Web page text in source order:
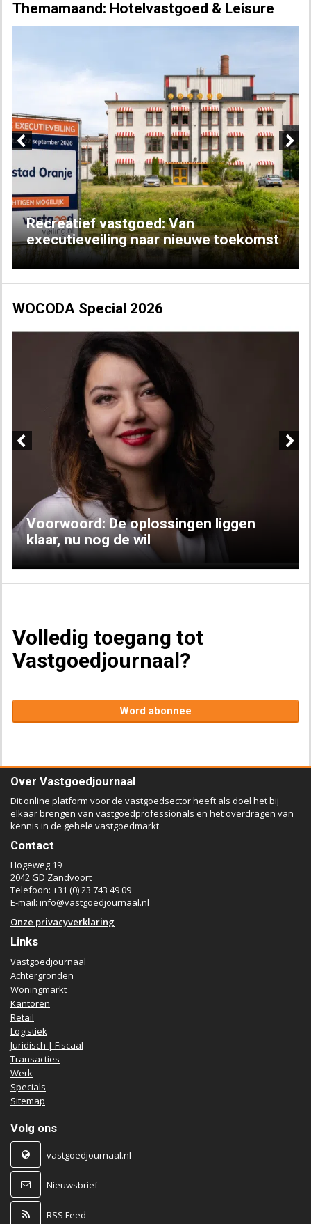
Themamaand: Hotelvastgoed & Leisure
Recreatief vastgoed: Van
executieveiling naar nieuwe toekomst
Next
WOCODA Special 2026
Voorwoord: De oplossingen liggen
klaar, nu nog de wil
Volledig toegang tot
Vastgoedjournaal?
Word abonnee
Over Vastgoedjournaal
Dit online platform voor de vastgoedsector heeft als doel het bij
elkaar brengen van vastgoedprofessionals en het overdragen van
kennis in de gehele vastgoedmarkt.
Contact
Hogeweg 19
2042 GD Zandvoort
Telefoon: +31 (0) 23 743 49 09
E-mail: info@vastgoedjournaal.nl
Onze privacyverklaring
Links
Vastgoedjournaal
Achtergronden
Woningmarkt
Kantoren
Retail
Logistiek
Juridisch | Fiscaal
Transacties
Werk
Specials
Sitemap
Volg ons
vastgoedjournaal.nl
Nieuwsbrief
RSS Feed